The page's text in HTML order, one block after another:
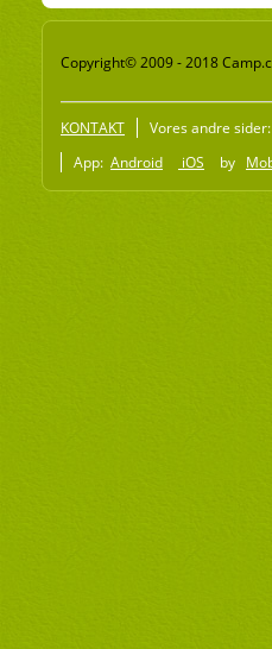
Copyright© 2009 - 2018
KONTAKT Vores andre sider:
App: Android iOS by